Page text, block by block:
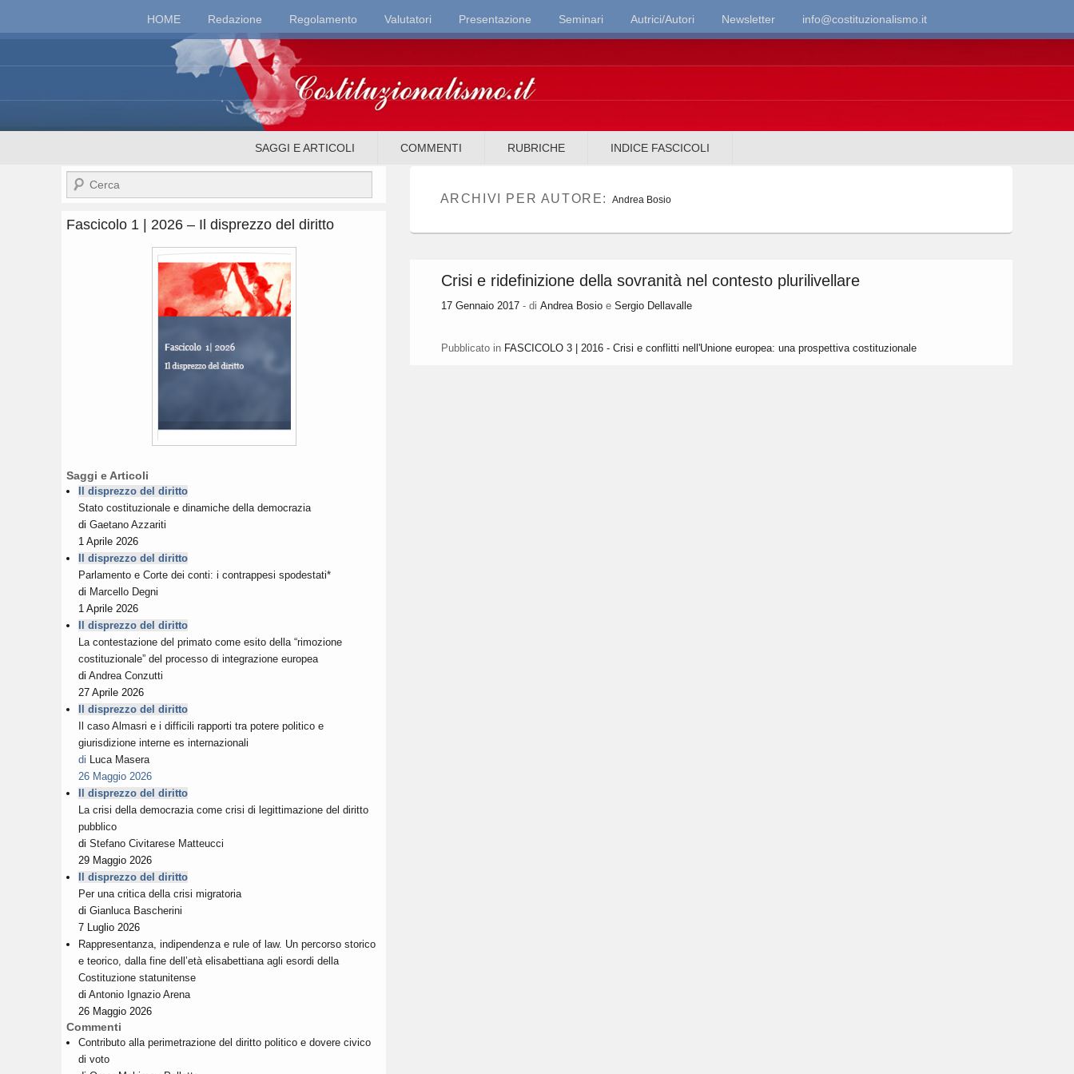
HOME Redazione Regolamento Valutatori Presentazione Seminari Autrici/Autori Newsletter info@costituzionalismo.it
Costituzionalismo.it
SAGGI E ARTICOLI COMMENTI RUBRICHE INDICE FASCICOLI
ARCHIVI PER AUTORE: Andrea Bosio
Crisi e ridefinizione della sovranità nel contesto plurilivellare
17 Gennaio 2017 - di Andrea Bosio e Sergio Dellavalle
Pubblicato in FASCICOLO 3 | 2016 - Crisi e conflitti nell'Unione europea: una prospettiva costituzionale
Cerca
Fascicolo 1 | 2026 – Il disprezzo del diritto
Saggi e Articoli
Il disprezzo del diritto
Stato costituzionale e dinamiche della democrazia
di Gaetano Azzariti
1 Aprile 2026
Il disprezzo del diritto
Parlamento e Corte dei conti: i contrappesi spodestati*
di Marcello Degni
1 Aprile 2026
Il disprezzo del diritto
La contestazione del primato come esito della “rimozione
costituzionale” del processo di integrazione europea
di Andrea Conzutti
27 Aprile 2026
Il disprezzo del diritto
Il caso Almasri e i difficili rapporti tra potere politico e
giurisdizione interne es internazionali
di Luca Masera
26 Maggio 2026
Il disprezzo del diritto
La crisi della democrazia come crisi di legittimazione del diritto
pubblico
di Stefano Civitarese Matteucci
29 Maggio 2026
Il disprezzo del diritto
Per una critica della crisi migratoria
di Gianluca Bascherini
7 Luglio 2026
Rappresentanza, indipendenza e rule of law. Un percorso storico
e teorico, dalla fine dell’età elisabettiana agli esordi della
Costituzione statunitense
di Antonio Ignazio Arena
26 Maggio 2026
Commenti
Contributo alla perimetrazione del diritto politico e dovere civico
di voto